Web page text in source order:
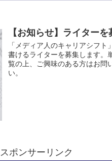
【お知らせ】ライター
「メディア人のキャリアシフ
書けるライターを募集します。
覧の上、ご興味のある方はお問
い。
スポンサーリンク